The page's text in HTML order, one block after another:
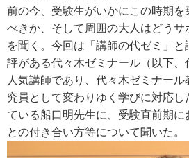
前の今、受験生がいかにこの時期を
べきか、そして周囲の大人はどう
を聞く。今回は「講師の代ゼミ」
評がある代々木ゼミナール（以下
人気講師であり、代々木ゼミナー
究員として変わりゆく学びに対応し
ている船口明先生に、受験直前期に
との付き合い方等について聞いた。